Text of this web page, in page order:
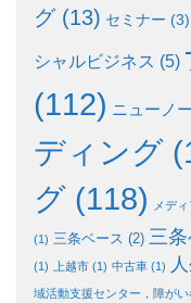
グ(13) セミナー (3)
シャルビジネス (5)
(112) ニューノ
ディング
グ (118) メデ
(1) 三条ベース (2) 三条
(1) 上越市 (1) 中古車 (1)
域活動支援センター，障がい